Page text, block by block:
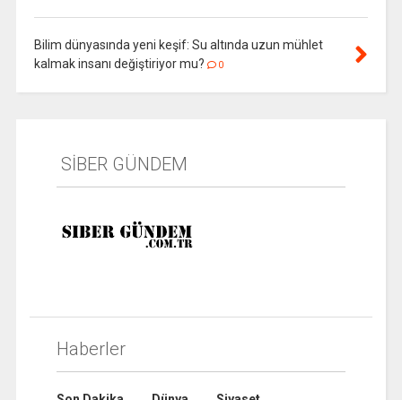
Bilim dünyasında yeni keşif: Su altında uzun mühlet
kalmak insanı değiştiriyor mu?
0
SİBER GÜNDEM
Haberler